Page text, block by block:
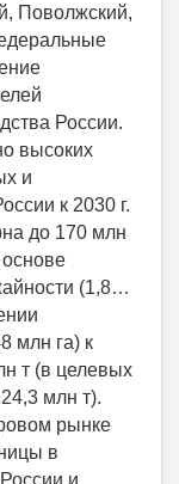
Поволжский,
России.
высоких
и
к 2030 г.
до 170 млн
(1,8…
млн га) к
т (в целевых
млн т).
рынке
в
и